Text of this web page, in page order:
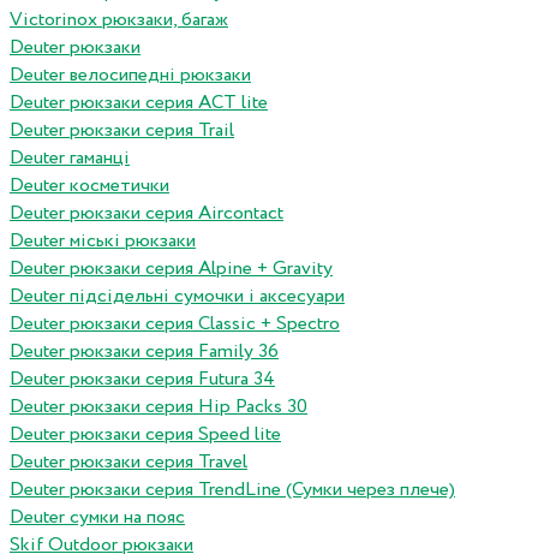
Victorinox рюкзаки, багаж
Deuter рюкзаки
Deuter велосипедні рюкзаки
Deuter рюкзаки серия ACT lite
Deuter рюкзаки серия Trail
Deuter гаманці
Deuter косметички
Deuter рюкзаки серия Aircontact
Deuter міські рюкзаки
Deuter рюкзаки серия Alpine + Gravity
Deuter підсідельні сумочки і аксесуари
Deuter рюкзаки серия Classic + Spectro
Deuter рюкзаки серия Family 36
Deuter рюкзаки серия Futura 34
Deuter рюкзаки серия Hip Packs 30
Deuter рюкзаки серия Speed lite
Deuter рюкзаки серия Travel
Deuter рюкзаки серия TrendLine (Сумки через плече)
Deuter сумки на пояс
Skif Outdoor рюкзаки